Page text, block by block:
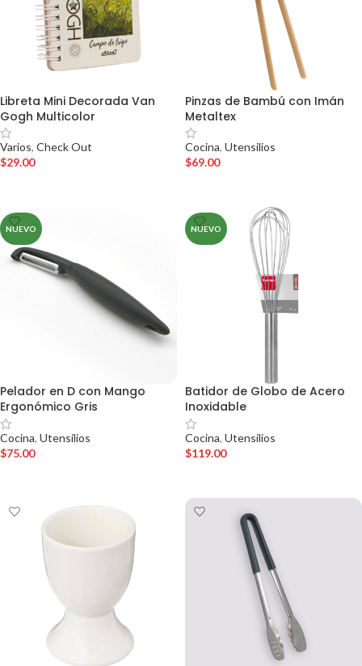
Libreta Mini Decorada Van
Gogh Multicolor
Varios, Check Out
$29.00
Pinzas de Bambú con Imán
Metaltex
Cocina, Utensilios
$69.00
NUEVO
Pelador en D con Mango
Ergonómico Gris
Cocina, Utensilios
$75.00
NUEVO
Batidor de Globo de Acero
Inoxidable
Cocina, Utensilios
$119.00